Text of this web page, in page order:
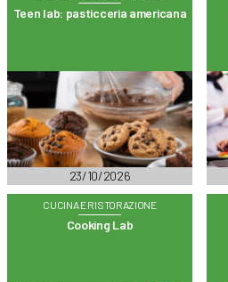
Teen lab: pasticceria americana
23/10/2026
CUCINA E RISTORAZIONE
Cooking Lab